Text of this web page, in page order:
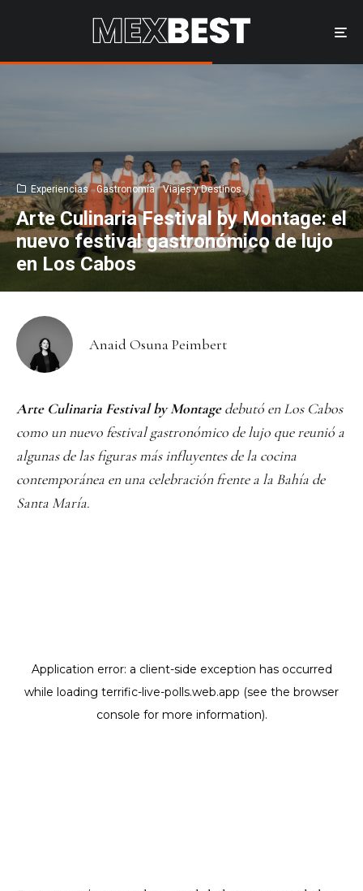
Experiencias Gastronomía Viajes y Destinos
Arte Culinaria Festival by Montage: el
nuevo festival gastronómico de lujo
en Los Cabos
Anaid Osuna Peimbert
Arte Culinaria Festival by Montagedebutó en Los Cabos
como un nuevo festival gastronómico de lujo que reunió a
algunas de las figuras más influyentes de la cocina
contemporánea en una celebración frente a la Bahía de
Santa María.